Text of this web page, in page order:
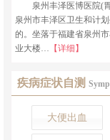
泉州丰泽医博医院(
泉州市丰泽区卫生和计
的。坐落于福建省泉州
业大楼… 【详细】
疾病症状自测
大便出血